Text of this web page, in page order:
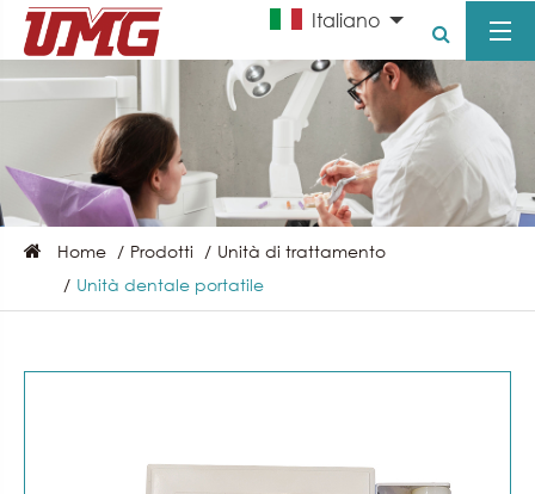
Italiano
Home Prodotti
Unità di trattamento
Unità dentale portatile